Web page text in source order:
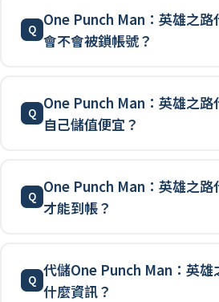
One Punch Man：英雄之路
會不會被鎖帳號？
One Punch Man：英雄之路
自己儲值便宜？
One Punch Man：英雄之路
才能到帳？
代儲One Punch Man：英雄
什麼資訊？